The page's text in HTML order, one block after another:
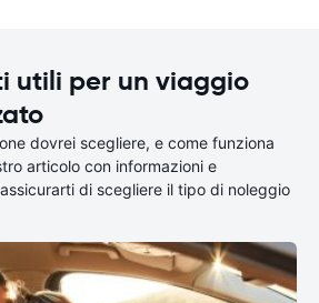
utili per un viaggio
dovrei scegliere, e come funziona
articolo con informazioni e
di scegliere il tipo di noleggio